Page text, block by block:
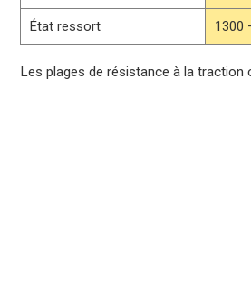
État ressort 1300
Les plages de résistance à la